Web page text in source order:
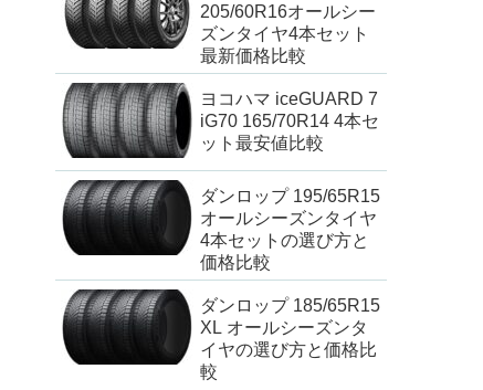
205/60R16オールシー
ズンタイヤ4本セット
最新価格比較
ヨコハマ iceGUARD 7
iG70 165/70R14 4本セ
ット最安値比較
ダンロップ 195/65R15
オールシーズンタイヤ
4本セットの選び方と
価格比較
ダンロップ 185/65R15
XL オールシーズンタ
イヤの選び方と価格比
較